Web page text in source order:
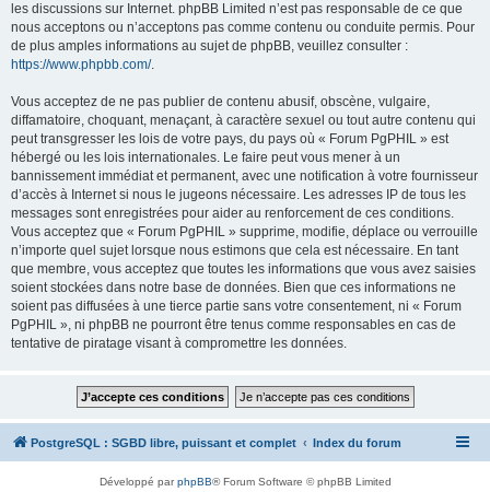
les discussions sur Internet. phpBB Limited n’est pas responsable de ce que
nous acceptons ou n’acceptons pas comme contenu ou conduite permis. Pour
de plus amples informations au sujet de phpBB, veuillez consulter :
https://www.phpbb.com/.
Vous acceptez de ne pas publier de contenu abusif, obscène, vulgaire,
diffamatoire, choquant, menaçant, à caractère sexuel ou tout autre contenu qui
peut transgresser les lois de votre pays, du pays où « Forum PgPHIL » est
hébergé ou les lois internationales. Le faire peut vous mener à un
bannissement immédiat et permanent, avec une notification à votre fournisseur
d’accès à Internet si nous le jugeons nécessaire. Les adresses IP de tous les
messages sont enregistrées pour aider au renforcement de ces conditions.
Vous acceptez que « Forum PgPHIL » supprime, modifie, déplace ou verrouille
n’importe quel sujet lorsque nous estimons que cela est nécessaire. En tant
que membre, vous acceptez que toutes les informations que vous avez saisies
soient stockées dans notre base de données. Bien que ces informations ne
soient pas diffusées à une tierce partie sans votre consentement, ni « Forum
PgPHIL », ni phpBB ne pourront être tenus comme responsables en cas de
tentative de piratage visant à compromettre les données.
PostgreSQL : SGBD libre, puissant et complet Index du forum
Développé parphpBB® Forum Software © phpBB Limited